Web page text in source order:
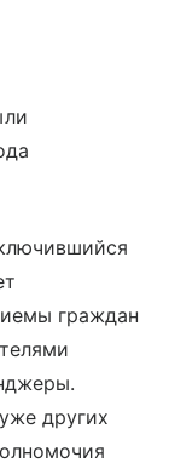
граждан
других